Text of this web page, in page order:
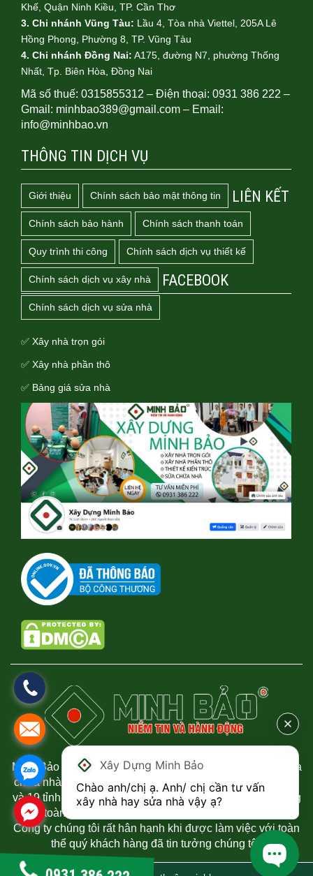
Khế, Quận Ninh Kiều, TP. Cần Thơ
3. Chi nhánh Vũng Tàu: Lầu 4, Tòa nhà Viettel, 205A Lê
Hồng Phong, Phường 8, TP. Vũng Tàu
4. Chi nhánh Đồng Nai: A175, đường N7, phường Thống
Nhất, Tp. Biên Hòa, Đồng Nai
Mã số thuế: 0315855312 – Điện thoại: 0931 386 222 –
Gmail: minhbao389@gmail.com – Email:
info@minhbao.vn
THÔNG TIN DỊCH VỤ
Giới thiệu Chính sách bảo mật thông tin
Chính sách bảo hành Chính sách thanh toán
Quy trình thi công Chính sách dịch vụ thiết kế
Chính sách dịch vụ xây nhà
Chính sách dịch vụ sửa nhà
✅ Xây nhà trọn gói
✅ Xây nhà phần thô
✅ Bảng giá sửa nhà
LIÊN KẾT
FACEBOOK
Minh Bảo chuyên thi công xây dựng nhà phố, biệt thự, sửa
chữa nhà uy tín và chất lượng tại Thành phố Hồ Chí Minh
và 19 tỉnh phía Nam. Chúng tôi luôn mang đến sự hài lòng
đến toàn thể quý khách hàng đã tin tưởng đến công ty.
Công ty chúng tôi rất hân hạnh khi được làm việc với toàn
thể quý khách hàng đã tin tưởng chúng tôi.
Xây Dựng Minh Bảo
Chào anh/chị ạ. Anh/ chị cần tư vấn
xây nhà hay sửa nhà vậy ạ?